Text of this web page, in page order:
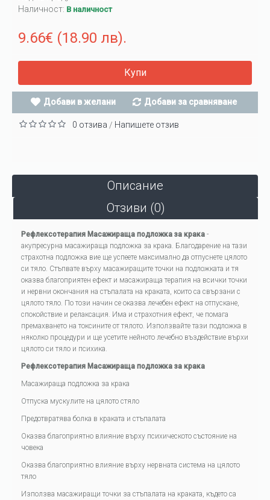
Наличност: В наличност
9.66€ (18.90 лв).
Купи
Добави в желани Добави за сравняване
0 отзива / Напишете отзив
Описание
Отзиви (0)
Рефлексотерапия Масажираща подложка за крака -
акупресурна масажираща подложка за крака. Благодарение на тази
страхотна подложка вие ще успеете максимално да отпуснете цялото
си тяло. Стъпвате върху масажиращите точки на подложката и тя
оказва благоприятен ефект и масажираща терапия на всички точки
и нервни окончания на стъпалата на краката, които са свързани с
цялото тяло. По този начин се оказва лечебен ефект на отпускане,
спокойствие и релаксация. Има и страхотния ефект, че помага
премахването на токсините от тялото. Използвайте тази подложка в
няколко процедури и ще усетите нейното лечебно въздействие върхи
цялото си тяло и психика.
Рефлексотерапия Масажираща подложка за крака
Масажираща подложка за крака
Отпуска мускулите на цялото стяло
Предотвратява болка в краката и стъпалата
Оказва благоприятно влияние върху психическото състояние на
човека
Оказва благоприятно влияние върху нервната система на цялото
тяло
Използва масажиращи точки за стъпалата на краката, където са